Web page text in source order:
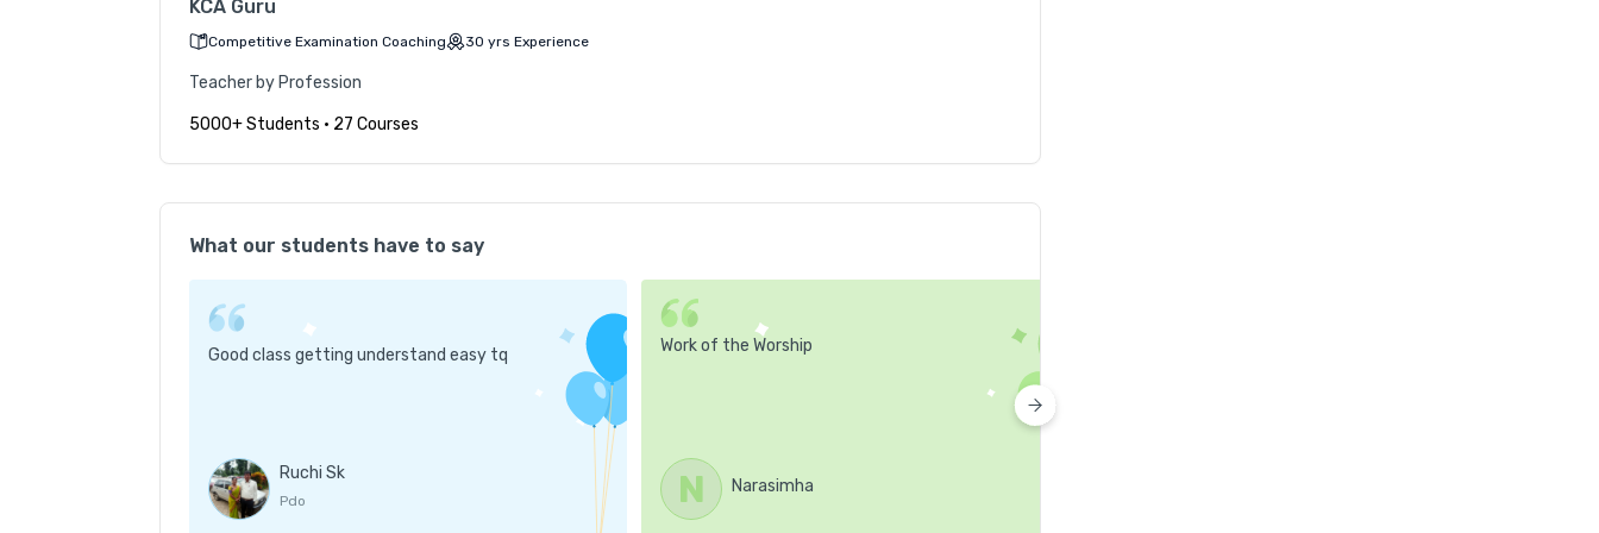
KCA Guru
Competitive Examination Coaching 30 yrs Experience
Teacher by Profession
5000+ Students • 27 Courses
What our students have to say
Good class getting understand easy tq
Ruchi Sk
Pdo
Work of the Worship
N Narasimha